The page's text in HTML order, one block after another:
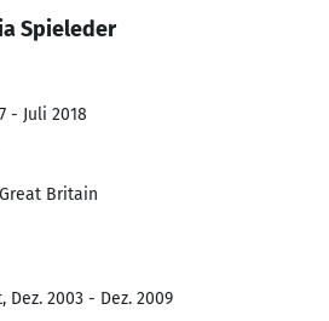
Spieleder
- Juli 2018
Britain
Dez. 2003 - Dez. 2009